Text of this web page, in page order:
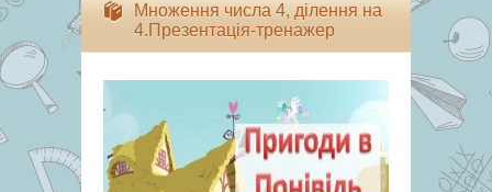
Множення числа 4, ділення на
4.Презентація-тренажер